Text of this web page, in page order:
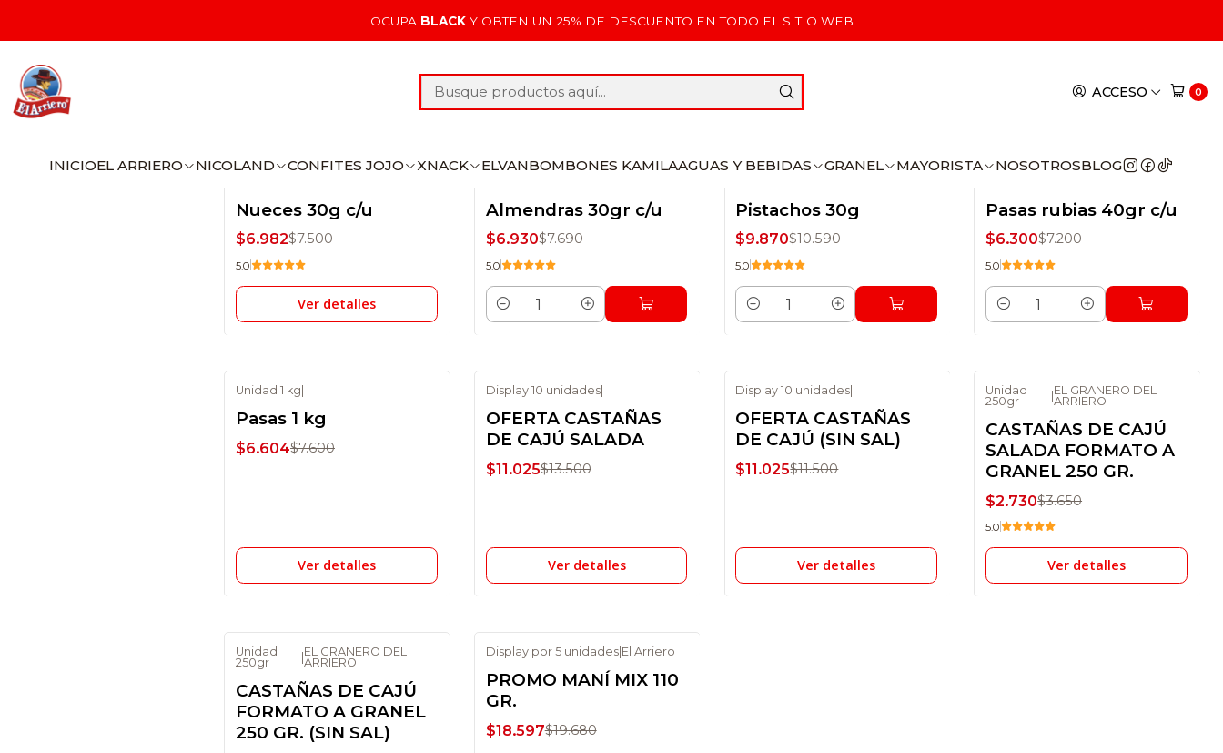
ACCESO 0
INICIOEL ARRIERO NICOLAND CONFITES JOJO XNACK ELVANBOMBONES KAMILAAGUAS Y BEBIDAS GRANEL MAYORISTA NOSOTROSBLOG
OCUPA BLACKY OBTEN UN 25% DE DESCUENTO EN TODO EL SITIO WEB
Inicio Frutos secos
Frutos secos
No disponible
Nueces 30g c/u
$6.982$7.500
5.0
Ver detalles
Almendras 30gr c/u
$6.930$7.690
5.0
Cantidad
Pistachos 30g
$9.870$10.590
5.0
Cantidad
Pasas rubias 40gr c/u
$6.300$7.200
5.0
Cantidad
No disponible
Unidad 1 kg
Pasas 1 kg
$6.604$7.600
Ver detalles
No disponible
Display 10 unidades|
OFERTA CASTAÑAS
DE CAJÚ SALADA
$11.025$13.500
Ver detalles
No disponible
Display 10 unidades
OFERTA CASTAÑAS
DE CAJÚ (SIN SAL)
$11.025$11.500
Ver detalles
-25% DSCTO
No disponible
Unidad
250gr
EL GRANERO DEL
ARRIERO
CASTAÑAS DE CAJÚ
SALADA FORMATO A
GRANEL 250 GR.
$2.730$3.650
5.0
Ver detalles
No disponible
Unidad
250gr
EL GRANERO DEL
ARRIERO
CASTAÑAS DE CAJÚ
FORMATO A GRANEL
250 GR. (SIN SAL)
Display por 5 unidades| El Arriero
PROMO MANÍ MIX 110
GR.
$18.597$19.680